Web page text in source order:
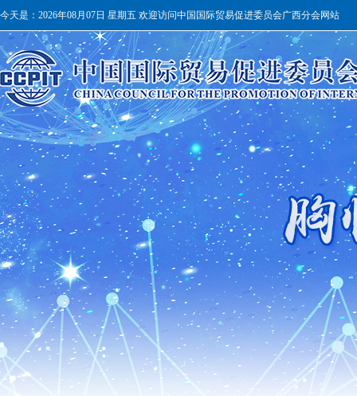
今天是： 2026年08月07日 星期五 欢迎访问中国国际贸易促进委员会广西分会网站